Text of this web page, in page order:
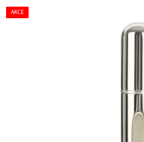
produktu
AKCE